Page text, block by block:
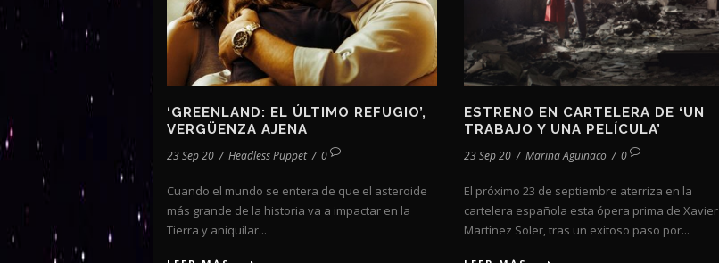
‘GREENLAND: EL ÚLTIMO REFUGIO’,
VERGÜENZA AJENA
23 Sep 20 / Headless Puppet / 0
Cuando el mundo se entera de que el asteroide
más grande de la historia va a impactar en la
Tierra y aniquilar...
ESTRENO EN CARTELERA DE ‘UN
TRABAJO Y UNA PELÍCULA’
23 Sep 20 / Marina Aguinaco / 0
El próximo 23 de septiembre aterriza en la
cartelera española esta ópera prima de Xavier
Martínez Soler, tras un exitoso paso por...